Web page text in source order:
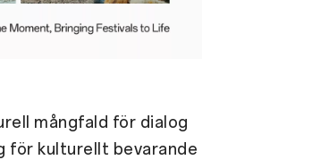
mångfald för dialog
för kulturellt bevarande